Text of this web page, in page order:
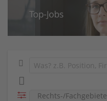
Rechts-/Fachgebiete